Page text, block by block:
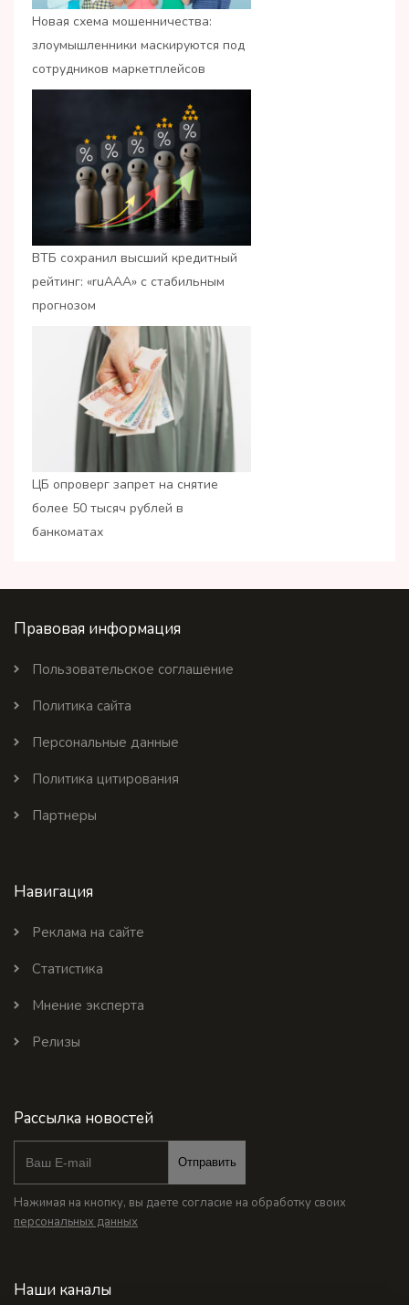
Новая схема мошенничества:
злоумышленники маскируются под
сотрудников маркетплейсов
ВТБ сохранил высший кредитный
рейтинг: «ruАAA» с стабильным
прогнозом
ЦБ опроверг запрет на снятие
более 50 тысяч рублей в
банкоматах
Правовая информация
Пользовательское соглашение
Политика сайта
Персональные данные
Политика цитирования
Партнеры
Навигация
Реклама на сайте
Статистика
Мнение эксперта
Релизы
Рассылка новостей
Отправить
Нажимая на кнопку, вы даете согласие на обработку своих
персональных данных
Наши каналы